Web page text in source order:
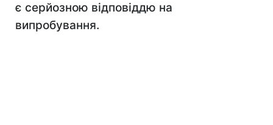
є серйозною відповіддю на
випробування.